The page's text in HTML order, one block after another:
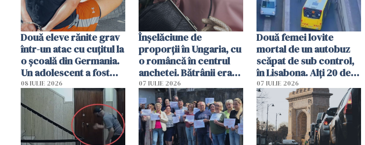
Două eleve rănite grav
într-un atac cu cuțitul la
o școală din Germania.
Un adolescent a fost
arestat
08 IULIE 2026
Înșelăciune de
proporții în Ungaria, cu
o româncă în centrul
anchetei. Bătrânii erau
puși să lase la poartă
genți cu aur și bani
07 IULIE 2026
Două femei lovite
mortal de un autobuz
scăpat de sub control,
în Lisabona. Alți 20 de
oameni sunt răniți
07 IULIE 2026